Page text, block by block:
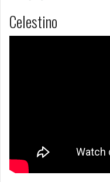
Celestino